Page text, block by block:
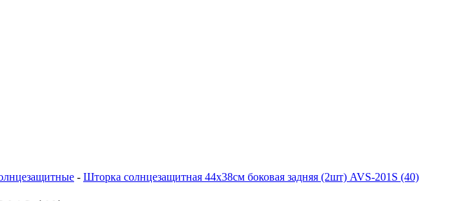
- Шторка солнцезащитная 44х38см боковая задняя (2шт) AVS-201S (40)